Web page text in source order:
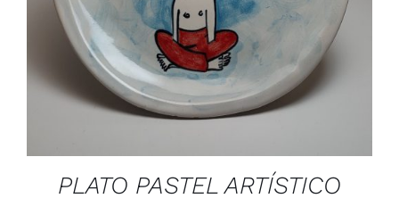
PLATO PASTEL ARTÍSTICO